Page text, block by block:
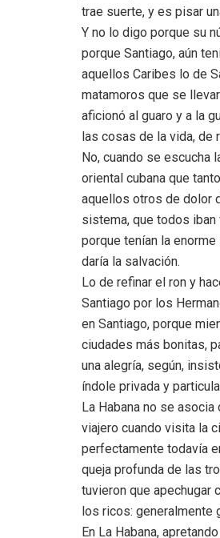
trae suerte, y es pisar
Y no lo digo porque su
porque Santiago, aún
aquellos Caribes lo de
matamoros que se
aficionó al guaro y a la
las cosas de la vida, de
No, cuando se escucha
oriental cubana que
aquellos otros de dolor
sistema, que todos
porque tenían la
daría la salvación.
Lo de refinar el ron y
Santiago por los
en Santiago, porque
ciudades más bonitas,
una alegría, según,
índole privada y
La Habana no se
viajero cuando visita la
perfectamente todavía
queja profunda de las
tuvieron que apechugar
los ricos: generalmente
En La Habana,